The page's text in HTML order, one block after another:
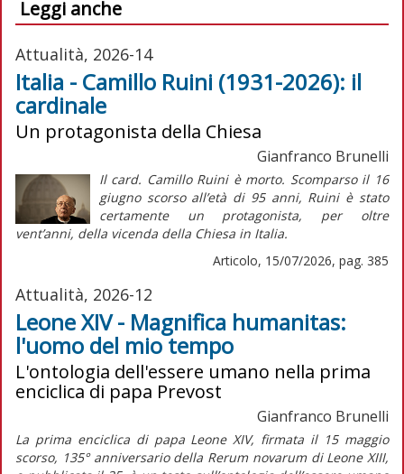
Leggi anche
Attualità, 2026-14
Italia - Camillo Ruini (1931-2026): il
cardinale
Un protagonista della Chiesa
Gianfranco Brunelli
Il card. Camillo Ruini è morto. Scomparso il 16
giugno scorso all’età di 95 anni, Ruini è stato
certamente un protagonista, per oltre
vent’anni, della vicenda della Chiesa in Italia.
Articolo, 15/07/2026, pag. 385
Attualità, 2026-12
Leone XIV - Magnifica humanitas:
l'uomo del mio tempo
L'ontologia dell'essere umano nella prima
enciclica di papa Prevost
Gianfranco Brunelli
La prima enciclica di papa Leone XIV, firmata il 15 maggio
scorso, 135° anniversario della Rerum novarumdi Leone XIII,